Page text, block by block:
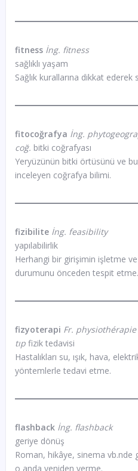
fitnessİng. fitness
sağlıklı yaşam
Sağlık kurallarına dikkat
fitocoğrafya İng.
coğ. bitki coğrafyası
Yeryüzünün bitki örtüsünü ve
inceleyen coğrafya bilimi.
fizibiliteİng. feasibility
yapılabilirlik
Herhangi bir girişimin işletme
durumunu önceden tespit etme.
fizyoterapi Fr. physiothérapie
tıp fizik tedavisi
Hastalıkları su, ışık, hava,
yöntemlerle tedavi etme.
flashbackİng. flashback
geriye dönüş
Roman, hikâye, sinema vb.nde
o anda yeniden verme.